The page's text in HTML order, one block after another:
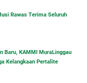
Rawas Terima Seluruh
Baru, KAMMI MuraLinggau
Kelangkaan Pertalite